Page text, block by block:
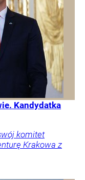
Kandydatka
komitet
Krakowa z